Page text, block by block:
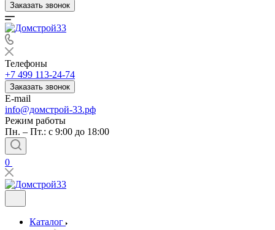
Заказать звонок
Телефоны
+7 499 113-24-74
Заказать звонок
E-mail
info@домстрой-33.рф
Режим работы
Пн. – Пт.: с 9:00 до 18:00
0
Каталог